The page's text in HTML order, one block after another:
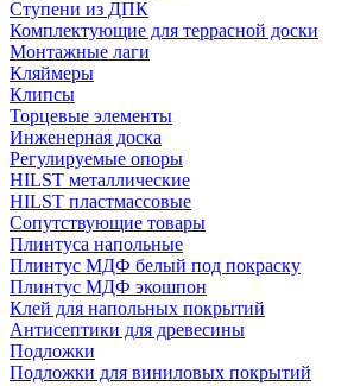
Ступени из ДПК
Комплектующие для террасной доски
Монтажные лаги
Кляймеры
Клипсы
Торцевые элементы
Инженерная доска
Регулируемые опоры
HILST металлические
HILST пластмассовые
Сопутствующие товары
Плинтуса напольные
Плинтус МДФ белый под покраску
Плинтус МДФ экошпон
Клей для напольных покрытий
Антисептики для древесины
Подложки
Подложки для виниловых покрытий